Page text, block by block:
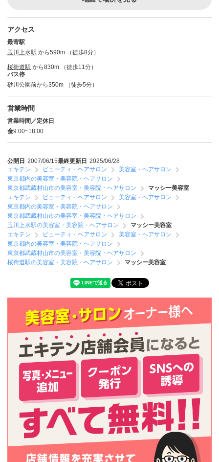
アクセス
最寄駅
玉川上水駅 から590m （徒歩8分）
桜街道駅 から830m （徒歩11分）
バス停
砂川公園前から350m （徒歩5分）
営業時間
営業時間／定休日
金9:00~18:00
公開日 2007/06/15最終更新日 2025/06/28
エキテン
ビューティ・ヘアサロン
美容室・ヘアサロン
東京都内の美容室・美容院・ヘアサロン
東京都武蔵村山市の美容室・美容院・ヘアサロン
マッシー美容室
エキテン
ビューティ・ヘアサロン
美容室・ヘアサロン
東京都内の美容室・美容院・ヘアサロン
東京都武蔵村山市の美容室・美容院・ヘアサロン
玉川上水駅の美容室・美容院・ヘアサロン
マッシー美容室
エキテン
ビューティ・ヘアサロン
美容室・ヘアサロン
東京都内の美容室・美容院・ヘアサロン
東京都武蔵村山市の美容室・美容院・ヘアサロン
桜街道駅の美容室・美容院・ヘアサロン
マッシー美容室